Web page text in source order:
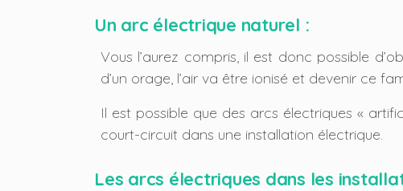
Un arc électrique naturel :
Vous l’aurez compris, il est donc possible
d’un orage, l’air va être ionisé et devenir ce
Il est possible que des arcs électriques «
court-circuit dans une installation électrique.
Les arcs électriques dans les